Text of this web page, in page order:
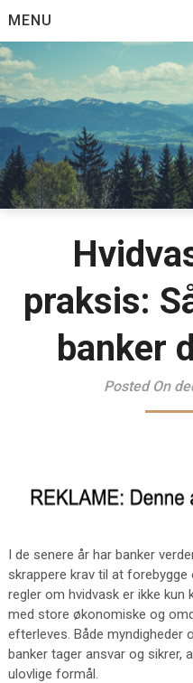
to
content
MENU
praksis:
banker
Posted On
I de senere år har banker
skrappere krav til at
regler om hvidvask er ikke
med store økonomiske og
efterleves. Både myndigheder
banker tager ansvar og sikrer,
ulovlige formål.